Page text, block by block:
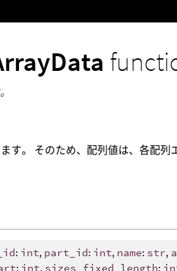
す。 そのため、配列値は、各配列
: int, part_id: int, name: str,
: int, sizes_fixed_length: